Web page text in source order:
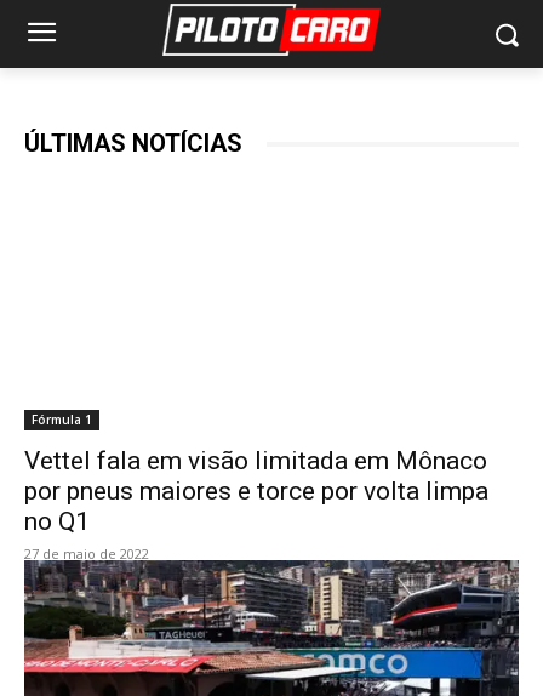
ÚLTIMAS NOTÍCIAS
Fórmula 1
Vettel fala em visão limitada em Mônaco
por pneus maiores e torce por volta limpa
no Q1
27 de maio de 2022